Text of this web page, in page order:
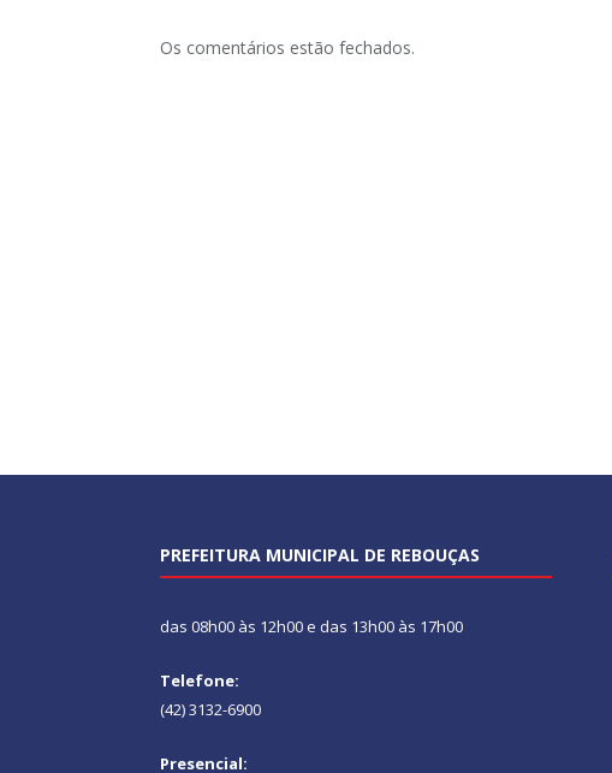
Os comentários estão fechados.
PREFEITURA MUNICIPAL DE REBOUÇAS
das 08h00 às 12h00 e das 13h00 às 17h00
Telefone:
(42) 3132-6900
Presencial: